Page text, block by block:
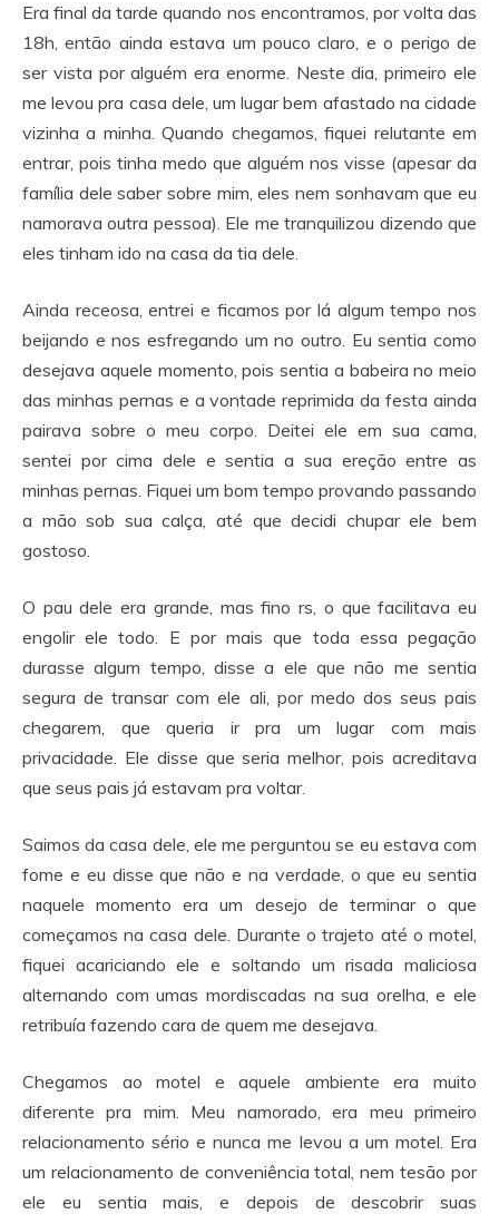
Era final da tarde quando nos encontramos, por volta das
18h, então ainda estava um pouco claro, e o perigo de
ser vista por alguém era enorme. Neste dia, primeiro ele
me levou pra casa dele, um lugar bem afastado na cidade
vizinha a minha. Quando chegamos, fiquei relutante em
entrar, pois tinha medo que alguém nos visse (apesar da
família dele saber sobre mim, eles nem sonhavam que eu
namorava outra pessoa). Ele me tranquilizou dizendo que
eles tinham ido na casa da tia dele.
Ainda receosa, entrei e ficamos por lá algum tempo nos
beijando e nos esfregando um no outro. Eu sentia como
desejava aquele momento, pois sentia a babeira no meio
das minhas pernas e a vontade reprimida da festa ainda
pairava sobre o meu corpo. Deitei ele em sua cama,
sentei por cima dele e sentia a sua ereção entre as
minhas pernas. Fiquei um bom tempo provando passando
a mão sob sua calça, até que decidi chupar ele bem
gostoso.
O pau dele era grande, mas fino rs, o que facilitava eu
engolir ele todo. E por mais que toda essa pegação
durasse algum tempo, disse a ele que não me sentia
segura de transar com ele ali, por medo dos seus pais
chegarem, que queria ir pra um lugar com mais
privacidade. Ele disse que seria melhor, pois acreditava
que seus pais já estavam pra voltar.
Saimos da casa dele, ele me perguntou se eu estava com
fome e eu disse que não e na verdade, o que eu sentia
naquele momento era um desejo de terminar o que
começamos na casa dele. Durante o trajeto até o motel,
fiquei acariciando ele e soltando um risada maliciosa
alternando com umas mordiscadas na sua orelha, e ele
retribuía fazendo cara de quem me desejava.
Chegamos ao motel e aquele ambiente era muito
diferente pra mim. Meu namorado, era meu primeiro
relacionamento sério e nunca me levou a um motel. Era
um relacionamento de conveniência total, nem tesão por
ele eu sentia mais, e depois de descobrir suas